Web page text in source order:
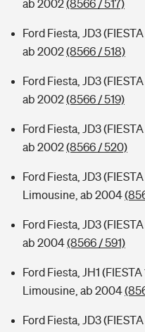
ab 2002(8566 / 517)
Ford Fiesta, JD3
ab 2002(8566 / 518)
Ford Fiesta, JD3
ab 2002(8566 / 519)
Ford Fiesta, JD3
ab 2002(8566 / 520)
Ford Fiesta, JD3
Limousine, ab 2004
Ford Fiesta, JD3
ab 2004(8566 / 591)
Ford Fiesta, JH1
Limousine, ab 2004
Ford Fiesta, JD3